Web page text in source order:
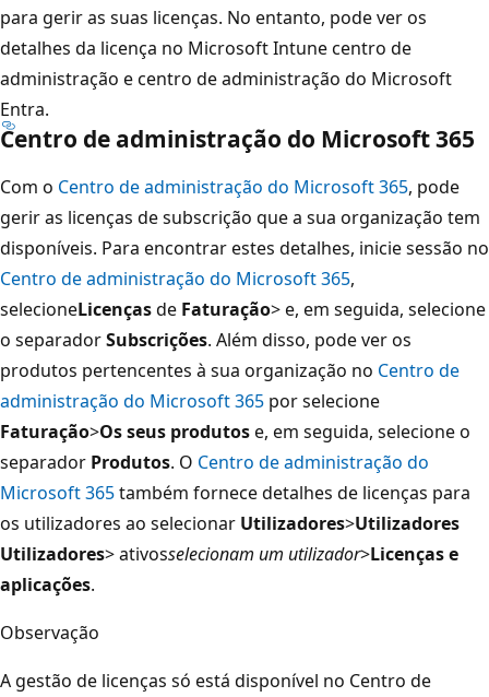
para gerir as suas licenças. No entanto, pode ver os
detalhes da licença no Microsoft Intune centro de
administração e centro de administração do Microsoft
Entra.
Centro de administração do Microsoft 365
Com o Centro de administração do Microsoft 365, pode
gerir as licenças de subscrição que a sua organização tem
disponíveis. Para encontrar estes detalhes, inicie sessão no
Centro de administração do Microsoft 365,
selecioneLicençasde Faturação> e, em seguida, selecione
o separadorSubscrições. Além disso, pode ver os
produtos pertencentes à sua organização no Centro de
administração do Microsoft 365 por selecione
Faturação>Os seus produtose, em seguida, selecione o
separador Produtos. O Centro de administração do
Microsoft 365também fornece detalhes de licenças para
os utilizadores ao selecionar Utilizadores>Utilizadores
Utilizadores> ativosselecionam um utilizador>Licenças e
aplicações.
Observação
A gestão de licenças só está disponível no Centro de